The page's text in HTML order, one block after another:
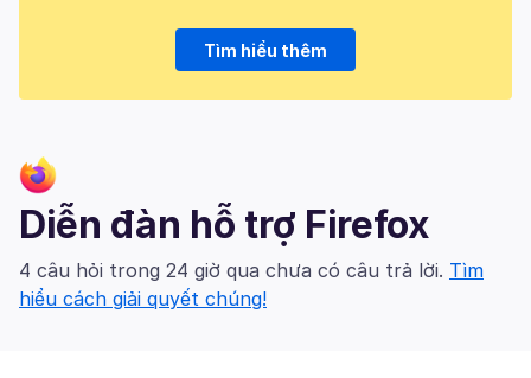
Tìm hiểu thêm
Diễn đàn hỗ trợ Firefox
4 câu hỏi trong 24 giờ qua chưa có câu trả lời. Tìm
hiểu cách giải quyết chúng!